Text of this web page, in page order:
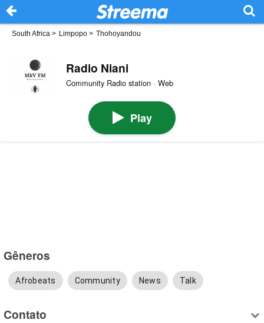
South Africa > Limpopo > Thohoyandou
Radio Niani
Community Radio station · Web
Play
Gêneros
Afrobeats Community News Talk
Contato